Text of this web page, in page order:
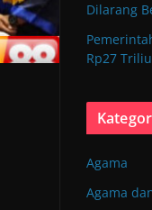
Dilarang
Rp27
Agama
Agama